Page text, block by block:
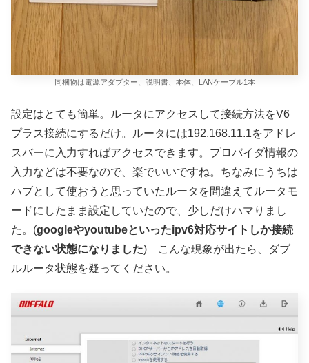
同梱物は電源アダプター、説明書、本体、LANケーブル1本
設定はとても簡単。ルータにアクセスして接続方法をV6
プラス接続にするだけ。ルータには192.168.11.1をアドレ
スバーに入力すればアクセスできます。プロバイダ情報の
入力などは不要なので、楽でいいですね。ちなみにうちは
ハブとして使おうと思っていたルータを間違えてルータモ
ードにしたまま設定していたので、少しだけハマりまし
た。(googleやyoutubeといったipv6対応サイトしか接続
できない状態になりました) こんな現象が出たら、ダブ
ルルータ状態を疑ってください。